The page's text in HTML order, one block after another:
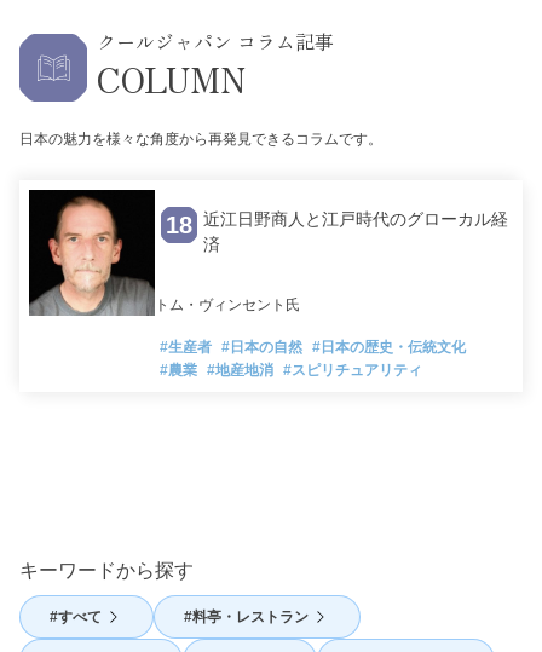
クールジャパン コラム記事
COLUMN
日本の魅力を様々な角度から再発見できるコラムです。
18 近江日野商人と江戸時代のグローカル経
済
トム・ヴィンセント氏
#生産者 #日本の自然 #日本の歴史・伝統文化
#農業 #地産地消 #スピリチュアリティ
キーワードから探す
すべて 料亭・レストラン